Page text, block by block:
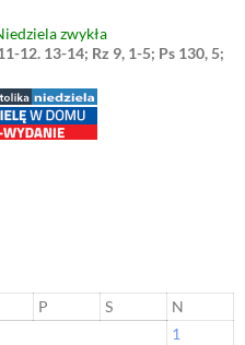
zwykła
12. 13-14; Rz 9, 1-5; Ps 130, 5;
P S
N
1